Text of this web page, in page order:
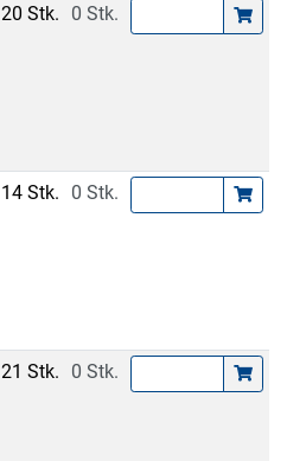
20 Stk. 0 Stk.
14 Stk. 0 Stk.
21 Stk. 0 Stk.